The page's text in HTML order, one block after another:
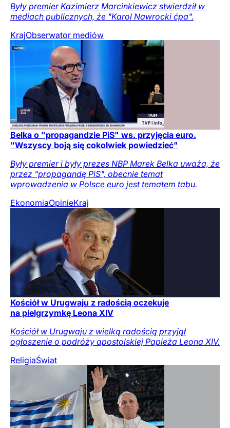
Były premier Kazimierz Marcinkiewicz stwierdził w
mediach publicznych, że "Karol Nawrocki ćpa".
KrajObserwator mediów
Belka o "propagandzie PiS" ws. przyjęcia euro.
"Wszyscy boją się cokolwiek powiedzieć"
Były premier i były prezes NBP Marek Belka uważa, że
przez "propagandę PiS", obecnie temat
wprowadzenia w Polsce euro jest tematem tabu.
EkonomiaOpinieKraj
Kościół w Urugwaju z radością oczekuje
na pielgrzymkę Leona XIV
Kościół w Urugwaju z wielką radością przyjął
ogłoszenie o podróży apostolskiej Papieża Leona XIV.
ReligiaŚwiat